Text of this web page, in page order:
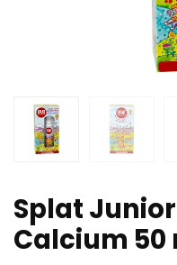
Splat
Calcium 50